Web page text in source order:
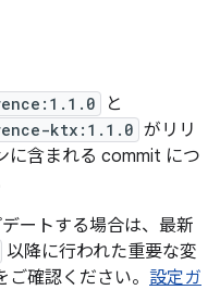
と
ktx:1.1.0 がリリ
に含まれる commit につ
ートする場合は、最新
以降に行われた重要な変
確認ください。 設定ガ